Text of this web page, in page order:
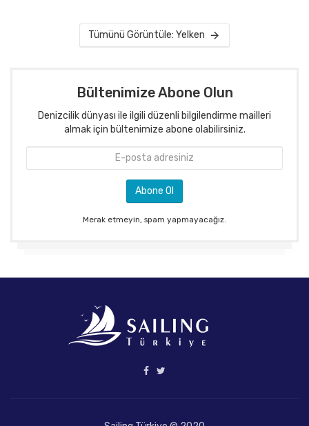
Tümünü Görüntüle: Yelken
Bültenimize Abone Olun
Denizcilik dünyası ile ilgili düzenli bilgilendirme mailleri
almak için bültenimize abone olabilirsiniz.
Merak etmeyin, spam yapmayacağız.